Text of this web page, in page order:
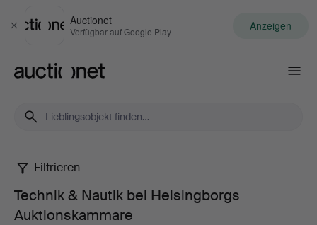
Schließen
Auctionet
Verfügbar auf Google Play Anzeigen
Technik
Filtrieren
Technik & Nautik bei Helsingborgs
Auktionskammare